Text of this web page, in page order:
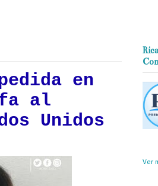
en
al
Unidos
Ver